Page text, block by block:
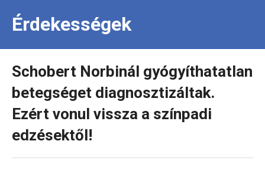
Érdekességek
Schobert Norbinál gyógyíthatatlan
betegséget diagnosztizáltak.
Ezért vonul vissza a színpadi
edzésektől!